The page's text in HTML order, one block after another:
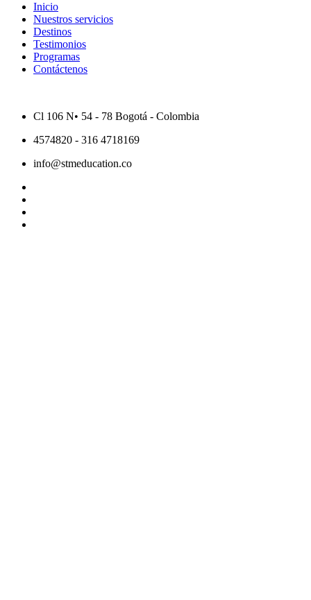
Inicio
Nuestros servicios
Destinos
Testimonios
Programas
Contáctenos
Cl 106 N• 54 - 78 Bogotá - Colombia
4574820 - 316 4718169
info@stmeducation.co